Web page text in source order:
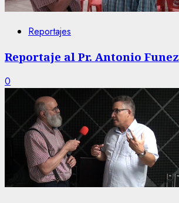
Reportajes
Reportaje al Pr. Antonio Funez
0